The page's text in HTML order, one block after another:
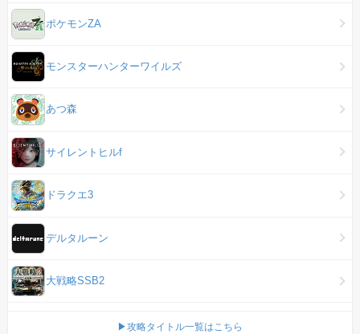
ポケモンZA
モンスターハンターワイルズ
あつ森
サイレントヒルf
ドラクエ3
デルタルーン
大戦略SSB2
▶攻略タイトル一覧はこちら